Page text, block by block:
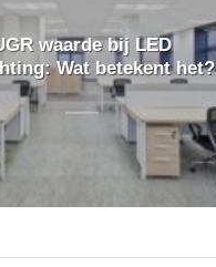
waarde bij LED
Wat betekent het?